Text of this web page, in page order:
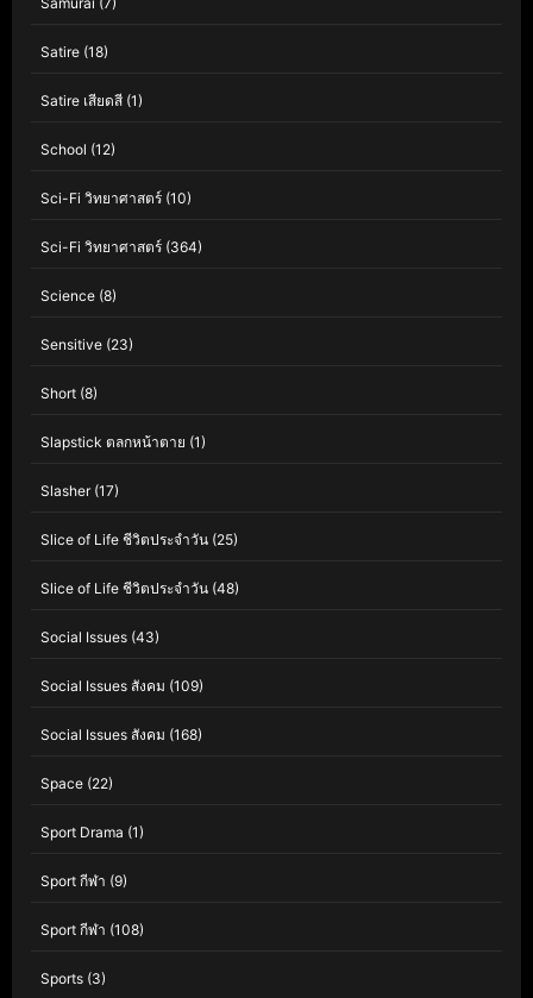
Satire (18)
Satire เสียดสี (1)
School (12)
Sci-Fi วิทยาศาสตร์ (10)
Sci-Fi วิทยาศาสตร์ (364)
Science (8)
Sensitive (23)
Short (8)
Slapstick ตลกหน้าตาย (1)
Slasher(17)
Slice of Life ชีวิตประจำวัน (25)
Slice of Life ชีวิตประจำวัน (48)
Social Issues (43)
Social Issues สังคม (109)
Social Issues สังคม (168)
Space (22)
Sport Drama (1)
Sport กีฬา (9)
Sport กีฬา (108)
Sports (3)